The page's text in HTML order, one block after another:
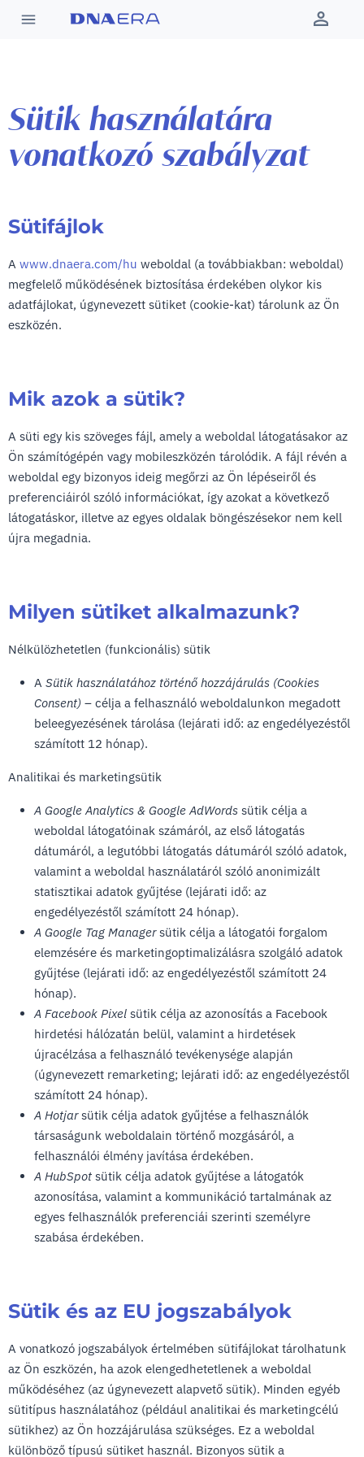
Sütik használatára
vonatkozó szabályzat
Sütifájlok
A www.dnaera.com/hu weboldal (a továbbiakban: weboldal)
megfelelő működésének biztosítása érdekében olykor kis
adatfájlokat, úgynevezett sütiket (cookie-kat) tárolunk az Ön
eszközén.
Mik azok a sütik?
A süti egy kis szöveges fájl, amely a weboldal látogatásakor az
Ön számítógépén vagy mobileszközén tárolódik. A fájl révén a
weboldal egy bizonyos ideig megőrzi az Ön lépéseiről és
preferenciáiról szóló információkat, így azokat a következő
látogatáskor, illetve az egyes oldalak böngészésekor nem kell
újra megadnia.
Milyen sütiket alkalmazunk?
Nélkülözhetetlen (funkcionális) sütik
A Sütik használatához történő hozzájárulás (Cookies
Consent) – célja a felhasználó weboldalunkon megadott
beleegyezésének tárolása (lejárati idő: az engedélyezéstől
számított 12 hónap).
Analitikai és marketingsütik
A Google Analytics & Google AdWords sütik célja a
weboldal látogatóinak számáról, az első látogatás
dátumáról, a legutóbbi látogatás dátumáról szóló adatok,
valamint a weboldal használatáról szóló anonimizált
statisztikai adatok gyűjtése (lejárati idő: az
engedélyezéstől számított 24 hónap).
A Google Tag Managersütik célja a látogatói forgalom
elemzésére és marketingoptimalizálásra szolgáló adatok
gyűjtése (lejárati idő: az engedélyezéstől számított 24
hónap).
A Facebook Pixel sütik célja az azonosítás a Facebook
hirdetési hálózatán belül, valamint a hirdetések
újracélzása a felhasználó tevékenysége alapján
(úgynevezett remarketing; lejárati idő: az engedélyezéstől
számított 24 hónap).
A Hotjarsütik célja adatok gyűjtése a felhasználók
társaságunk weboldalain történő mozgásáról, a
felhasználói élmény javítása érdekében.
A HubSpot sütik célja adatok gyűjtése a látogatók
azonosítása, valamint a kommunikáció tartalmának az
egyes felhasználók preferenciái szerinti személyre
szabása érdekében.
Sütik és az EU jogszabályok
A vonatkozó jogszabályok értelmében sütifájlokat tárolhatunk
az Ön eszközén, ha azok elengedhetetlenek a weboldal
működéséhez (az úgynevezett alapvető sütik). Minden egyéb
sütitípus használatához (például analitikai és marketingcélú
sütikhez) az Ön hozzájárulása szükséges. Ez a weboldal
különböző típusú sütiket használ. Bizonyos sütik a